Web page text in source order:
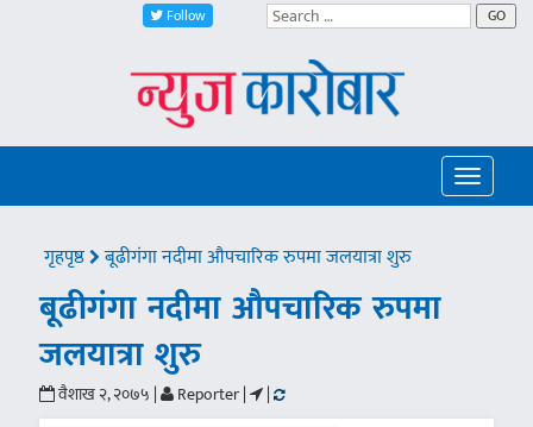
Follow GO
Toggle
गृहपृष्ठ बूढीगंगा नदीमा औपचारिक रुपमा जलयात्रा शुरु
बूढीगंगा नदीमा औपचारिक रुपमा
जलयात्रा शुरु
वैशाख २, २०७५ | Reporter | |